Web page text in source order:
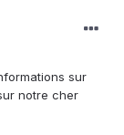
sur
notre cher